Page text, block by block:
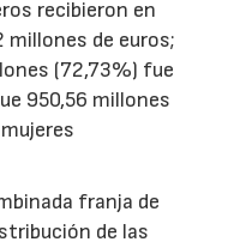
recibieron en
de euros;
(72,73%) fue
950,56 millones
franja de
de las